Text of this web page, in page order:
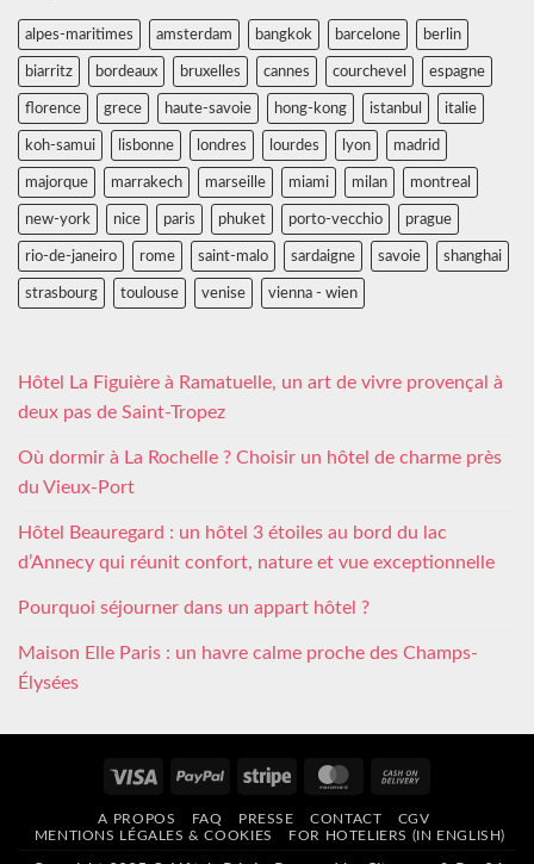
alpes-maritimes amsterdam bangkok barcelone berlin
biarritz bordeaux bruxelles cannes courchevel espagne
florence grece haute-savoie hong-kong istanbul italie
koh-samui lisbonne londres lourdes lyon madrid
majorque marrakech marseille miami milan montreal
new-york nice paris phuket porto-vecchio prague
rio-de-janeiro rome saint-malo sardaigne savoie shanghai
strasbourg toulouse venise vienna - wien
Hôtel La Figuière à Ramatuelle, un art de vivre provençal à
deux pas de Saint-Tropez
Où dormir à La Rochelle ? Choisir un hôtel de charme près
du Vieux-Port
Hôtel Beauregard : un hôtel 3 étoiles au bord du lac
d’Annecy qui réunit confort, nature et vue exceptionnelle
Pourquoi séjourner dans un appart hôtel ?
Maison Elle Paris : un havre calme proche des Champs-
Élysées
Visa PayPal Stripe MasterCard
Delivery
A PROPOS FAQ PRESSE CONTACT
CGV
MENTIONS LÉGALES & COOKIES
FOR HOTELIERS (IN ENGLISH)